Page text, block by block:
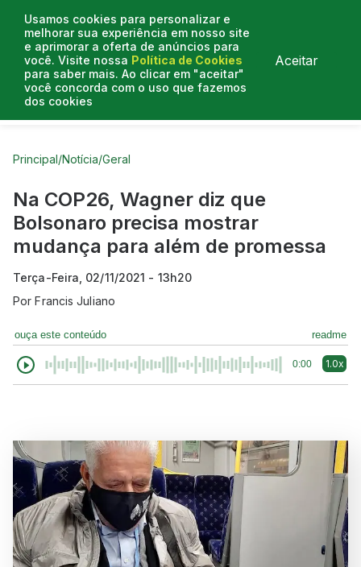
Usamos cookies para personalizar e
melhorar sua experiência em nosso site
e aprimorar a oferta de anúncios para
você. Visite nossa Política de Cookies
para saber mais. Ao clicar em "aceitar"
você concorda com o uso que fazemos
dos cookies
Aceitar
Curtas do Poder
Principal/Notícia/Geral
Na COP26, Wagner diz que
Bolsonaro precisa mostrar
mudança para além de promessa
Terça-Feira, 02/11/2021 - 13h20
PorFrancis Juliano
ouça este conteúdo readme
0:00 1.0x